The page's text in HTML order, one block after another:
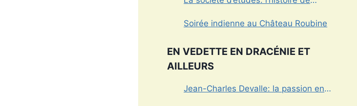
Soirée indienne au Château Roubine
EN VEDETTE EN DRACÉNIE ET
AILLEURS
Jean-Charles Devalle: la passion en